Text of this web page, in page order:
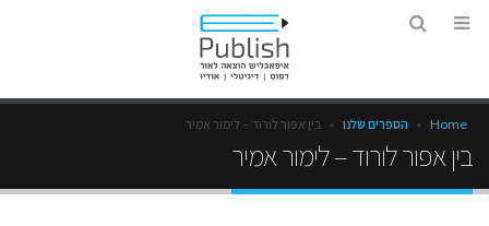
Home
» הספרים שלנו » בין אפור לורוד – לימור אמיר
בין אפור לורוד – לימור אמיר